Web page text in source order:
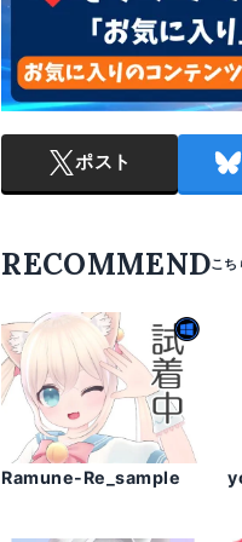
ポスト
RECOMMEND
Ramune-Re_sample